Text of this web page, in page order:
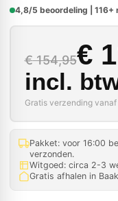
4,8/5 beoordeling | 116+
€154,95€
incl.
Gratis verzending
Pakket: voor 16:00
verzonden.
Witgoed: circa 2-3
Gratis afhalen in